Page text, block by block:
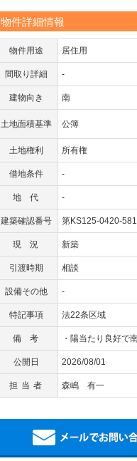
物件詳細情報
物件用途 居住用
間取り詳細 -
建物向き 南
土地面積基準 公簿
土地権利
所有権
借地条件 -
地代 -
建築確認番号 第KS125-0420-
現況 新築
引渡時期 相談
設備その他 -
特記事項 法22条区域
備考 ・陽当たり良好で
公開日 2026/08/01
担当者 森嶋 有一